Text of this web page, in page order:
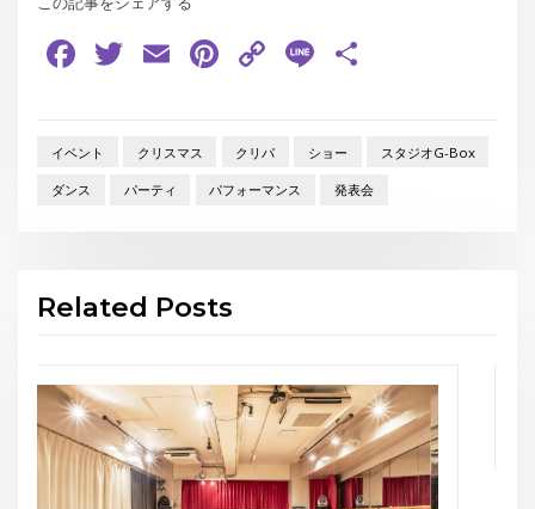
Facebook
Twitter
EmailPinterest
Copy
Line
イベント クリスマス クリパ ショー スタジオG-Box
ダンス パーティ パフォーマンス 発表会
Related Posts
お知らせ
THE GEORGE’S SHOW WINTER